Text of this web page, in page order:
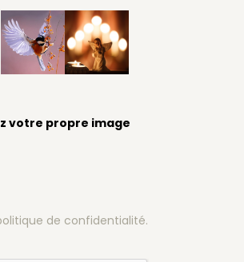
votre propre image
de confidentialité.